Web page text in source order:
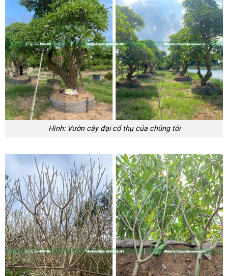
Hình: Vườn cây đại cổ thụ của chúng tôi